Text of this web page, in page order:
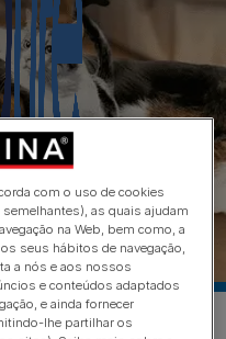
com o uso de cookies
as quais ajudam
na Web, bem como, a
seus hábitos de navegação,
a nós e aos nossos
e conteúdos adaptados
e ainda fornecer
lhe partilhar os